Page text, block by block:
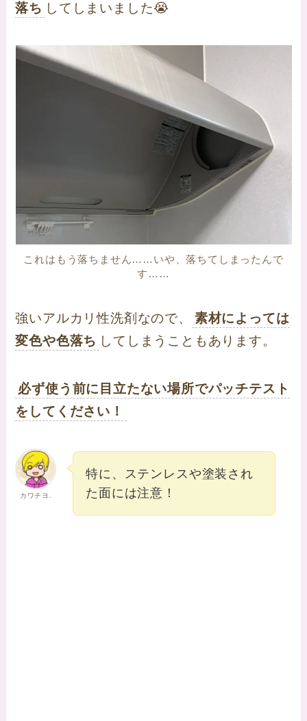
落ち してしまいました😭
これはもう落ちません……いや、落ちてしまったんで
す……
強いアルカリ性洗剤なので、
素材によっては
変色や色落ち してしまうこともあります。
必ず使う前に目立たない場所でパッチテスト
をしてください！
カワチヨ.
特に、ステンレスや塗装され
た面には注意！